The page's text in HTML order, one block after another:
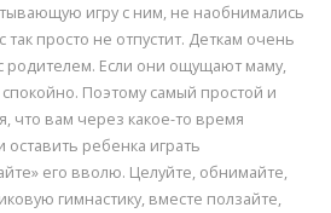
игру с ним, не наобнимались
просто не отпустит. Деткам очень
родителем. Если они ощущают маму,
Поэтому самый простой и
что вам через какое-то время
ребенка играть
его вволю. Целуйте, обнимайте,
гимнастику, вместе ползайте,